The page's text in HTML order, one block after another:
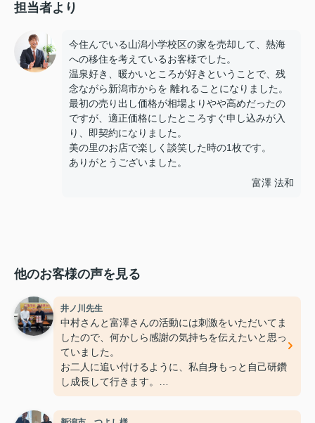
担当者より
今住んでいる山潟小学校区の家を売却して、熱海
への移住を考えているお客様でした。
温泉好き、暖かいところが好きということで、残
念ながら新潟市からを 離れることになりました。
最初の売り出し価格が相場よりやや高めだったの
ですが、適正価格にしたところすぐ申し込みが入
り、即契約になりました。
美の里のお店で楽しく談笑した時の1枚です。
ありがとうございました。
富澤 法和
他のお客様の声を見る
井ノ川先生
中村さんと富澤さんの活動には刺激をいただいてま
したので、何かしら感謝の気持ちを伝えたいと思っ
ていました。
お二人に追い付けるように、私自身もっと自己研鑽
し成長して行きます。
中村さん、富澤さん、地産地消チームのみなさまの